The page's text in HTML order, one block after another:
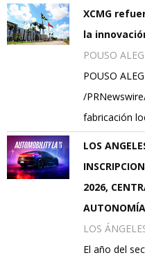
XCMG
la
POUSO
POUSO
/
fabricación
LOS
2026,
LOS
El año del